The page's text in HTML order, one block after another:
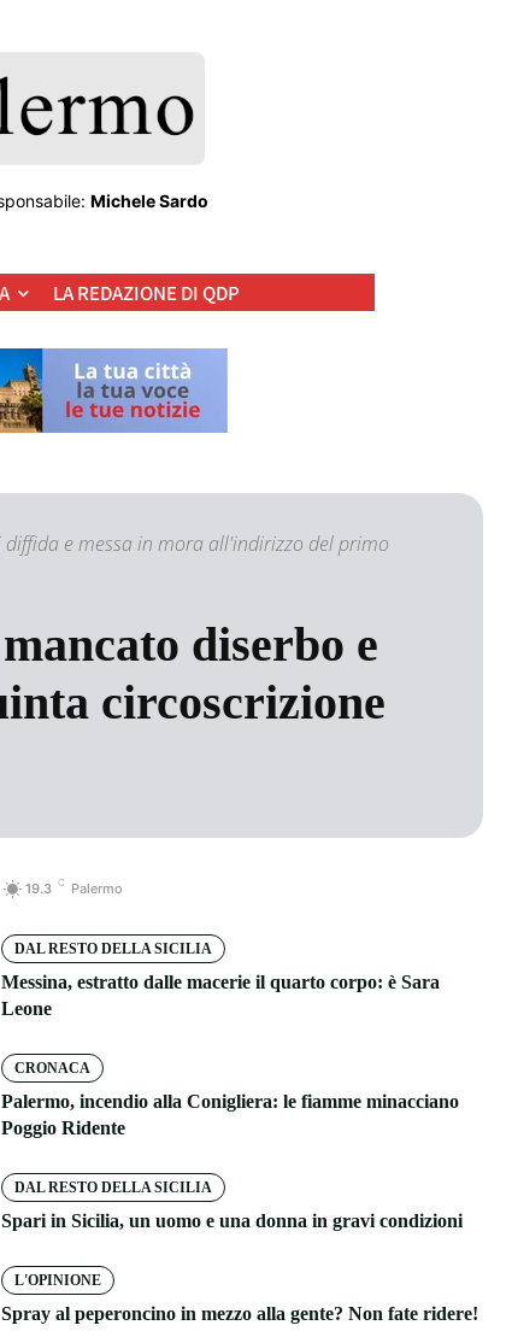
Michele Sardo
LA REDAZIONE DI QDP
e messa in mora all'indirizzo del primo
diserbo e
circoscrizione
19.3 C Palermo
DAL RESTO DELLA SICILIA
Messina, estratto dalle macerie il quarto corpo: è Sara
Leone
CRONACA
Palermo, incendio alla Conigliera: le fiamme minacciano
Poggio Ridente
DAL RESTO DELLA SICILIA
Spari in Sicilia, un uomo e una donna in gravi condizioni
L'OPINIONE
Spray al peperoncino in mezzo alla gente? Non fate ridere!